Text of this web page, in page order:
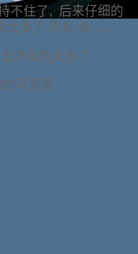
不住了, 后来仔细的
太多了,所以,会.......
涉及的太多了
马克思